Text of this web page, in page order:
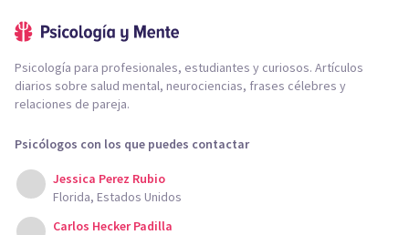
Psicología para profesionales, estudiantes y curiosos. Artículos
diarios sobre salud mental, neurociencias, frases célebres y
relaciones de pareja.
Psicólogos con los que puedes contactar
Jessica Perez Rubio
Florida, Estados Unidos
Carlos Hecker Padilla